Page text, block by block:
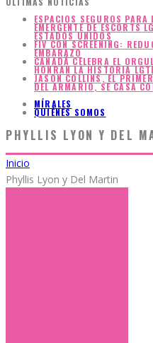
ESPACIOS SEGUROS PARA
EMERGENTE DE ESCORTS
ESTADOS UNIDOS
FIV CON SCREENING:
EMBARAZO
CANADÁ CELEBRA EL
HONRAN LA HISTORIA
JASON COLLINS, EL
DEL ARMARIO, SE CASA
MÍRALES
QUIÉNES SOMOS
PHYLLIS LYON Y DEL
Inicio
Phyllis Lyon y Del Martin